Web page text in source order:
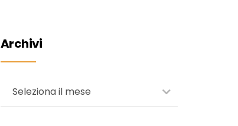
Archivi
Seleziona il mese